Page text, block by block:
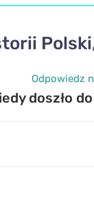
Odpowiedz
doszło